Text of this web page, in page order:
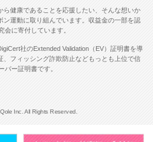
ら健康であることを応援したい、そんな想いか
ン運動に取り組んでいます。収益金の一部を認
会に寄付しています。
社のExtended Validation（EV）証明書を導
、フィッシング詐欺防止などもっとも上位で信
バー証明書です。
Inc. All Rights Reserved.